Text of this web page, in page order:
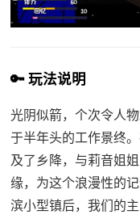
🔑 玩法说明
光阴似箭，个次令人
于半年头的工作景终
及了乡降，与莉音姐
缘，为这个浪漫性的
滨小型镇后，我们的